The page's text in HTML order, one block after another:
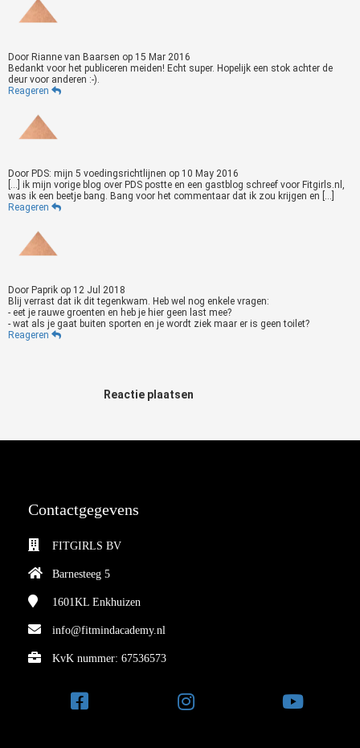
Door Rianne van Baarsen op 15 Mar 2016
Bedankt voor het publiceren meiden! Echt super. Hopelijk een stok achter de
deur voor anderen :-).
Reageren
Door PDS: mijn 5 voedingsrichtlijnen op 10 May 2016
[…] ik mijn vorige blog over PDS postte en een gastblog schreef voor Fitgirls.nl,
was ik een beetje bang. Bang voor het commentaar dat ik zou krijgen en […]
Reageren
Door Paprik op 12 Jul 2018
Blij verrast dat ik dit tegenkwam. Heb wel nog enkele vragen:
- eet je rauwe groenten en heb je hier geen last mee?
- wat als je gaat buiten sporten en je wordt ziek maar er is geen toilet?
Reageren
Reactie plaatsen
Contactgegevens
FITGIRLS BV
Barnesteeg 5
1601KL Enkhuizen
info@fitmindacademy.nl
KvK nummer: 67536573